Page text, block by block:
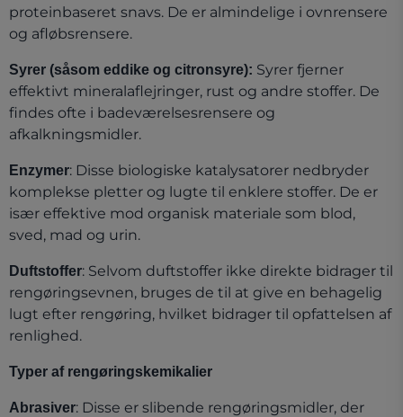
proteinbaseret snavs. De er almindelige i ovnrensere
og afløbsrensere.
Syrer (såsom eddike og citronsyre): Syrer fjerner
effektivt mineralaflejringer, rust og andre stoffer. De
findes ofte i badeværelsesrensere og
afkalkningsmidler.
Enzymer: Disse biologiske katalysatorer nedbryder
komplekse pletter og lugte til enklere stoffer. De er
især effektive mod organisk materiale som blod,
sved, mad og urin.
Duftstoffer: Selvom duftstoffer ikke direkte bidrager til
rengøringsevnen, bruges de til at give en behagelig
lugt efter rengøring, hvilket bidrager til opfattelsen af
renlighed.
Typer af rengøringskemikalier
Abrasiver: Disse er slibende rengøringsmidler, der